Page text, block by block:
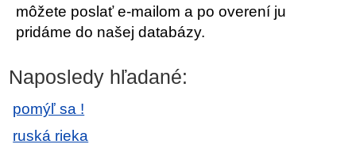
môžete poslať e-mailom a po overení ju
pridáme do našej databázy.
Naposledy hľadané:
pomýľ sa !
ruská rieka